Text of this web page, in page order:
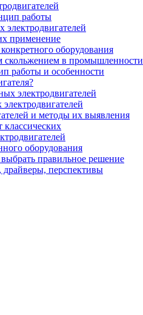
работы
применение
оборудования
скольжением в промышленности
работы и особенности
электродвигателей
и методы их выявления
оборудования
правильное решение
драйверы, перспективы